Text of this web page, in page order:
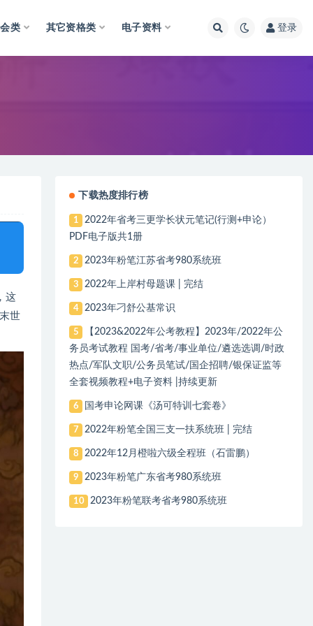
类 其它资格类 电子资料 登录
这
世
下载热度排行榜
1
2022年省考三更学长状元笔记(行测+申论）
PDF电子版共1册
2 2023年粉笔江苏省考980系统班
3 2022年上岸村母题课 | 完结
4 2023年刁舒公基常识
5
【2023&2022年公考教程】2023年/2022年公
务员考试教程 国考/省考/事业单位/遴选选调/时政
热点/军队文职/公务员笔试/国企招聘/银保证监等
全套视频教程+电子资料 |持续更新
6 国考申论网课《汤可特训七套卷》
7 2022年粉笔全国三支一扶系统班 | 完结
8 2022年12月橙啦六级全程班（石雷鹏）
9 2023年粉笔广东省考980系统班
10 2023年粉笔联考省考980系统班